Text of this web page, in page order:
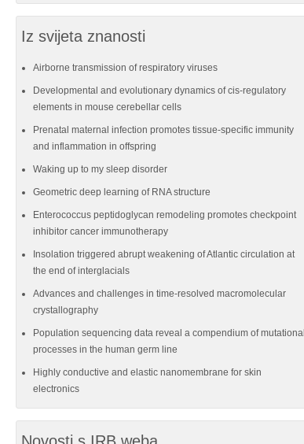
Iz svijeta znanosti
Airborne transmission of respiratory viruses
Developmental and evolutionary dynamics of cis-regulatory
elements in mouse cerebellar cells
Prenatal maternal infection promotes tissue-specific immunity
and inflammation in offspring
Waking up to my sleep disorder
Geometric deep learning of RNA structure
Enterococcus peptidoglycan remodeling promotes checkpoint
inhibitor cancer immunotherapy
Insolation triggered abrupt weakening of Atlantic circulation at
the end of interglacials
Advances and challenges in time-resolved macromolecular
crystallography
Population sequencing data reveal a compendium of mutational
processes in the human germ line
Highly conductive and elastic nanomembrane for skin
electronics